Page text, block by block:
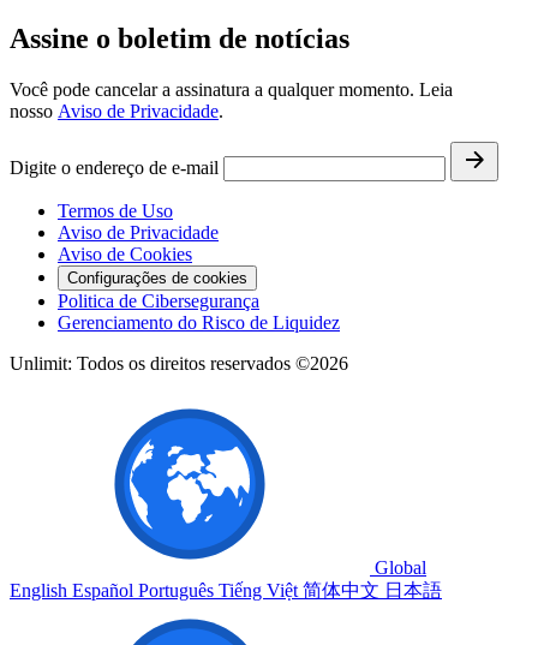
Assine o boletim de notícias
Você pode cancelar a assinatura a qualquer momento. Leia
nosso Aviso de Privacidade.
Digite o endereço de e-mail
Termos de Uso
Aviso de Privacidade
Aviso de Cookies
Configurações de cookies
Politica de Cibersegurança
Gerenciamento do Risco de Liquidez
Unlimit: Todos os direitos reservados ©2026
Global
English Español Português Tiếng Việt 简体中文 日本語